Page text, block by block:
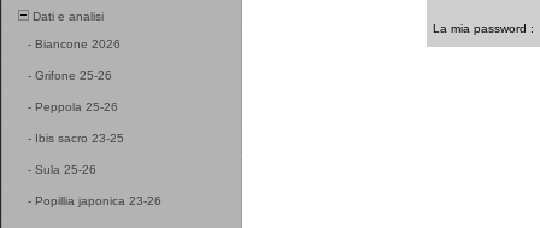
Dati e analisi
- Biancone 2026
- Grifone 25-26
- Peppola 25-26
- Ibis sacro 23-25
- Sula 25-26
- Popillia japonica 23-26
La mia password :